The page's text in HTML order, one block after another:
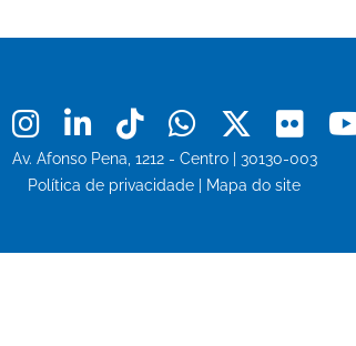
Facebook
Instagram
LinkedinTiktokWhatsapp
X
Av. Afonso Pena, 1212 - Centro | 30130-003
Política de privacidade
Mapa do site